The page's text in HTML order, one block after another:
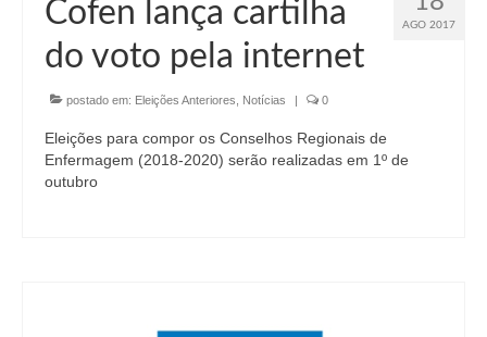
AGO 2017
Cofen lança cartilha
do voto pela internet
postado em: Eleições Anteriores Notícias | 0
Eleições para compor os Conselhos Regionais de
Enfermagem (2018-2020) serão realizadas em 1º de
outubro